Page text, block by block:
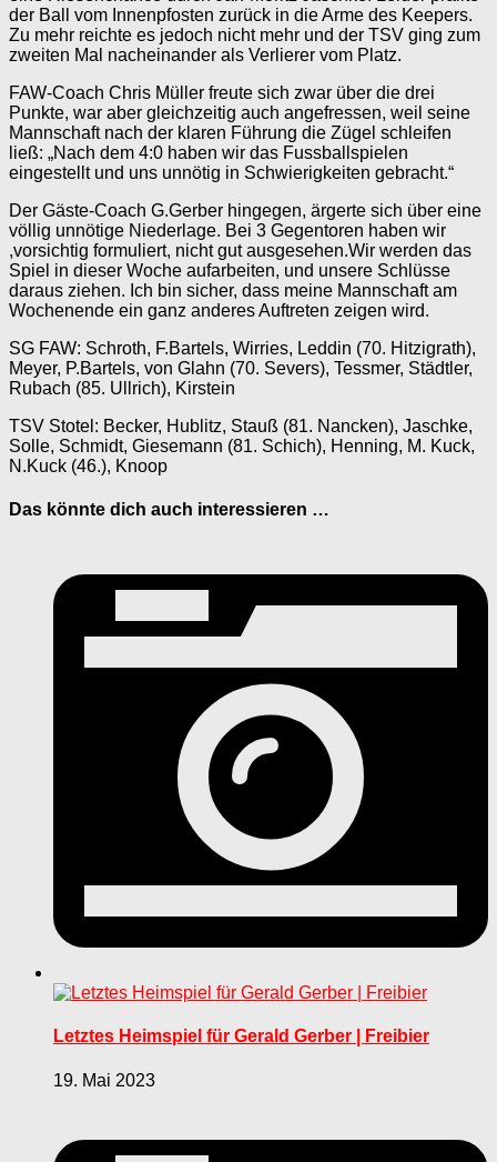
der Ball vom Innenpfosten zurück in die Arme des Keepers.
Zu mehr reichte es jedoch nicht mehr und der TSV ging zum
zweiten Mal nacheinander als Verlierer vom Platz.
FAW-Coach Chris Müller freute sich zwar über die drei
Punkte, war aber gleichzeitig auch angefressen, weil seine
Mannschaft nach der klaren Führung die Zügel schleifen
ließ: „Nach dem 4:0 haben wir das Fussballspielen
eingestellt und uns unnötig in Schwierigkeiten gebracht.“
Der Gäste-Coach G.Gerber hingegen, ärgerte sich über eine
völlig unnötige Niederlage. Bei 3 Gegentoren haben wir
,vorsichtig formuliert, nicht gut ausgesehen.Wir werden das
Spiel in dieser Woche aufarbeiten, und unsere Schlüsse
daraus ziehen. Ich bin sicher, dass meine Mannschaft am
Wochenende ein ganz anderes Auftreten zeigen wird.
SG FAW: Schroth, F.Bartels, Wirries, Leddin (70. Hitzigrath),
Meyer, P.Bartels, von Glahn (70. Severs), Tessmer, Städtler,
Rubach (85. Ullrich), Kirstein
TSV Stotel: Becker, Hublitz, Stauß (81. Nancken), Jaschke,
Solle, Schmidt, Giesemann (81. Schich), Henning, M. Kuck,
N.Kuck (46.), Knoop
Das könnte dich auch interessieren …
Letztes Heimspiel für Gerald Gerber | Freibier
19. Mai 2023